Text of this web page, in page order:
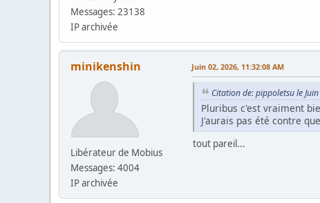
Messages: 23138
IP archivée
minikenshin
Libérateur de Mobius
Messages: 4004
IP archivée
Juin 02, 2026, 11:32:08 AM
Citation de: pippoletsu le
Pluribus c'est vraiment
J'aurais pas été contre
tout pareil...